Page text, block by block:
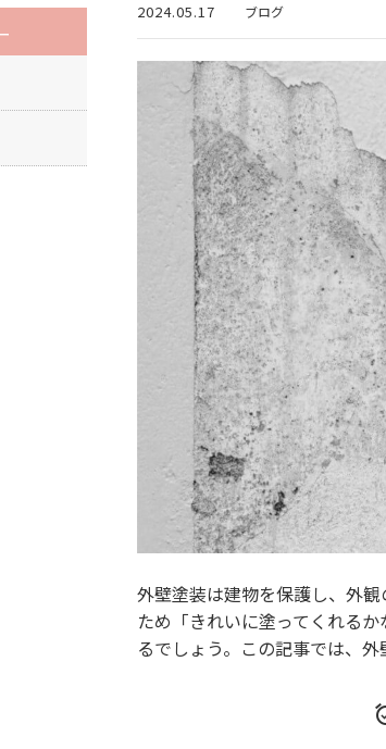
2024.05.17 ブログ
外壁塗装は建物を保護し、外
ため「きれいに塗ってくれる
るでしょう。この記事では、外